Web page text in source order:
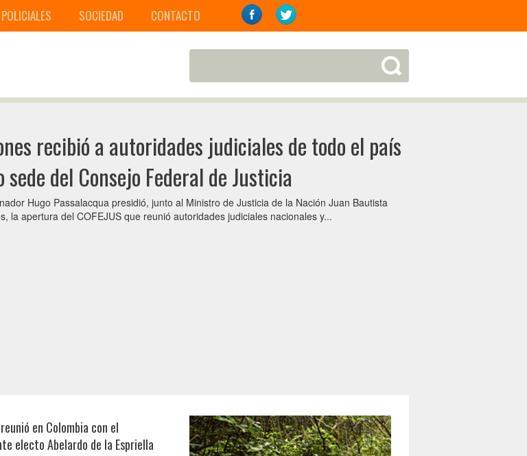
POLICIALES SOCIEDAD CONTACTO
recibió a autoridades judiciales de todo el país
sede del Consejo Federal de Justicia
Hugo Passalacqua presidió, junto al Ministro de Justicia de la Nación Juan Bautista
la apertura del COFEJUS que reunió autoridades judiciales nacionales y...
en Colombia con el
electo Abelardo de la Espriella